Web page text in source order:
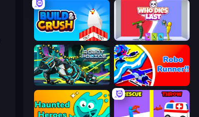
Build and Crush Who Dies Last?
Robot Police Iron Panther Robo Runner